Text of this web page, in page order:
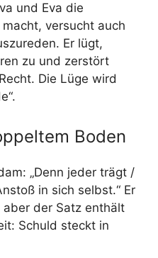
und Eva die
versucht auch
Er lügt,
zu und zerstört
Die Lüge wird
Boden
„Denn jeder trägt /
in sich selbst.“ Er
der Satz enthält
Schuld steckt in